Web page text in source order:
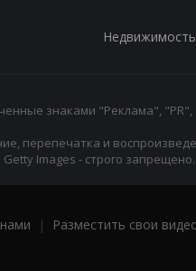
Недвижимость
знаками "Реклама",
перепечатка и
Images - строго запрещено.
| Разместить свои